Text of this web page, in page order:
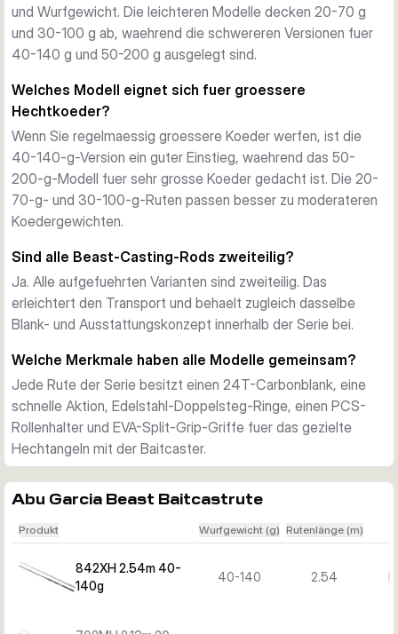
und bietet damit vom vergleichsweise leichten Allround-
Modell bis zur schweren Big-Bait-Rute passende Optionen.
Robuste und zuverlaessige Ausstattung
Anti-Tangle-LTS-Ringen fuer haeufige Wuerfe und hohen
Druck im Drill. Der EVA-Split-Grip liegt sicher in der Hand,
waehrend der PCS-Rollenhalter die Baitcasterrolle stabil
fixiert.
So waehlen Sie die passende Variante
Das 2,13-m-Modell ist die kompakteste Wahl fuer leichtere
Koeder und beengtere Einsatzbereiche. Die Versionen mit
schweres Hechtangeln ab, waehrend die 2,59-m-Rute fuer
sehr grosse Koeder und maximale Reserven gedacht ist.
und Wurfgewicht. Die leichteren Modelle decken 20-70 g
und 30-100 g ab, waehrend die schwereren Versionen fuer
40-140 g und 50-200 g ausgelegt sind.
Welches Modell eignet sich fuer groessere
Hechtkoeder?
Wenn Sie regelmaessig groessere Koeder werfen, ist die
40-140-g-Version ein guter Einstieg, waehrend das 50-
200-g-Modell fuer sehr grosse Koeder gedacht ist. Die 20-
70-g- und 30-100-g-Ruten passen besser zu moderateren
Koedergewichten.
Sind alle Beast-Casting-Rods zweiteilig?
Ja. Alle aufgefuehrten Varianten sind zweiteilig. Das
erleichtert den Transport und behaelt zugleich dasselbe
Blank- und Ausstattungskonzept innerhalb der Serie bei.
Welche Merkmale haben alle Modelle gemeinsam?
Jede Rute der Serie besitzt einen 24T-Carbonblank, eine
schnelle Aktion, Edelstahl-Doppelsteg-Ringe, einen PCS-
Rollenhalter und EVA-Split-Grip-Griffe fuer das gezielte
Hechtangeln mit der Baitcaster.
Abu Garcia Beast Baitcastrute
Produkt Wurfgewicht (g) Rutenlänge (m)
842XH 2.54m 40-
140g
40-140 2.54